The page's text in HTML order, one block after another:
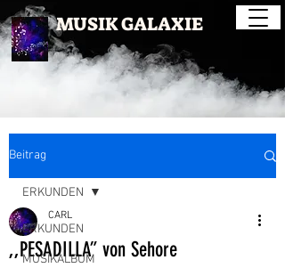
MUSIK GALAXIE
Beitrag
ERKUNDEN
MUSIKALBUM
ERKUNDEN
,,PESADILLA” von Sehore
CARL